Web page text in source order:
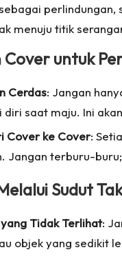
menuju titik
Cover untuk
Cerdas: Jangan
diri saat maju. Ini
Cover ke Cover:
Jangan terburu-
Sudut
yang Tidak Terlihat:
objek yang sedikit